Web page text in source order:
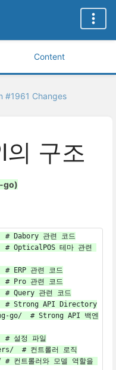
Content
#1961 Changes
의 구조
go)
관련 코드
OpticalPOS 테마 관련
관련 코드
관련 코드
관련 코드
Strong API Directory
go/  # Strong API 백엔
설정 파일
# 컨트롤러 로직
트롤러와 모델 역할을